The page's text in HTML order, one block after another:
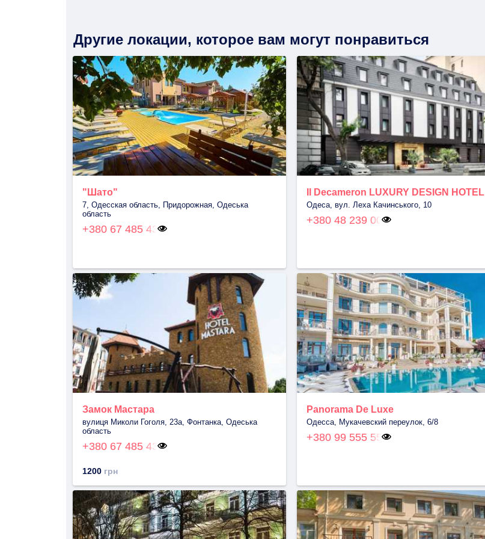
Другие локации, которое вам могут понравиться
"Шато"
7, Одесская область, Придорожная, Одеська
область
+380 67 485 43
Il Decameron LUXURY DESIGN HOTEL
Одеса, вул. Леха Качинського, 10
+380 48 239 00
Замок Мастара
вулиця Миколи Гоголя, 23а, Фонтанка, Одеська
область
+380 67 485 43
1200 грн
Panorama De Luxe
Одесса, Мукачевский переулок, 6/8
+380 99 555 55